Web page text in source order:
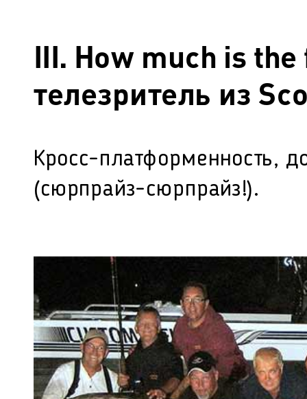
III. How much is
телезритель из
Кросс-платформенность,
(сюрпрайз-сюрпрайз!).